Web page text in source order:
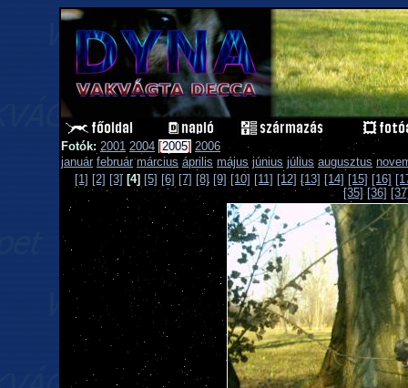
Fotók: 2001 2004 [2005] 2006
január február március április május június július augusztus
[1] [2] [3] [4] [5] [6] [7] [8] [9] [10] [11] [12] [13] [14] [15] [16]
[35] [36]